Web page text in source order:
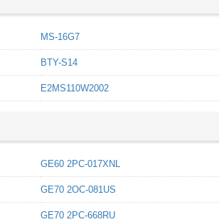
MS-16G7
BTY-S14
E2MS110W2002
GE60 2PC-017XNL
GE70 2OC-081US
GE70 2PC-668RU